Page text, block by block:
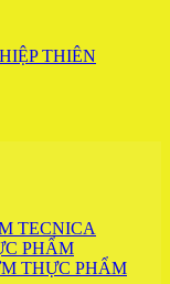
THIÊN
TECNICA
PHẨM
THỰC PHẨM